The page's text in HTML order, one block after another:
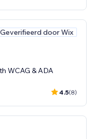
Geverifieerd door Wix
WCAG & ADA
4.5(8)